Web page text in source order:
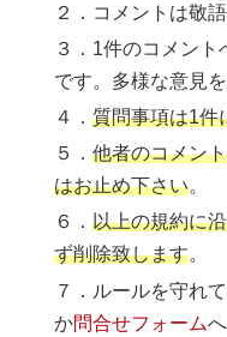
２．コメントは敬
３．1件のコメン
です。多様な意見
４．質問事項は1件
５．他者のコメン
はお止め下さい。
６．以上の規約に
ず削除致します。
７．ルールを守れ
か問合せフォーム